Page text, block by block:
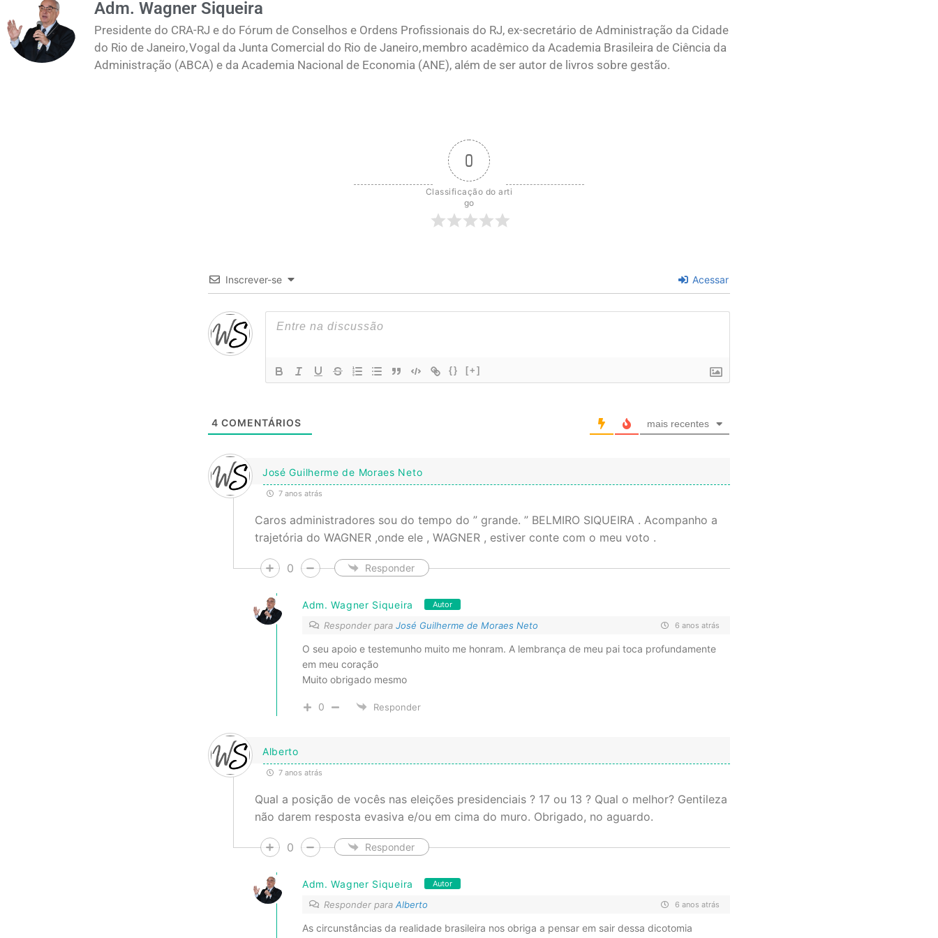
Adm. Wagner Siqueira
Presidente do CRA-RJ e do Fórum de Conselhos e Ordens Profissionais do RJ, ex-secretário de Administração da Cidade
do Rio de Janeiro, Vogal da Junta Comercial do Rio de Janeiro, membro acadêmico da Academia Brasileira de Ciência da
Administração (ABCA) e da Academia Nacional de Economia (ANE), além de ser autor de livros sobre gestão.
0
Classificação do arti
go
Inscrever-se Acessar
{} [+]
4 COMENTÁRIOS mais recentes
José Guilherme de Moraes Neto
7 anos atrás
Caros administradores sou do tempo do ” grande. ” BELMIRO SIQUEIRA . Acompanho a
trajetória do WAGNER ,onde ele , WAGNER , estiver conte com o meu voto .
0 Responder
Adm. Wagner Siqueira Autor
Responder para José Guilherme de Moraes Neto 6 anos atrás
O seu apoio e testemunho muito me honram. A lembrança de meu pai toca profundamente
em meu coração
Muito obrigado mesmo
0 Responder
Alberto
7 anos atrás
Qual a posição de vocês nas eleições presidenciais ? 17 ou 13 ? Qual o melhor? Gentileza
não darem resposta evasiva e/ou em cima do muro. Obrigado, no aguardo.
0 Responder
Adm. Wagner Siqueira Autor
Responder para Alberto 6 anos atrás
As circunstâncias da realidade brasileira nos obriga a pensar em sair dessa dicotomia